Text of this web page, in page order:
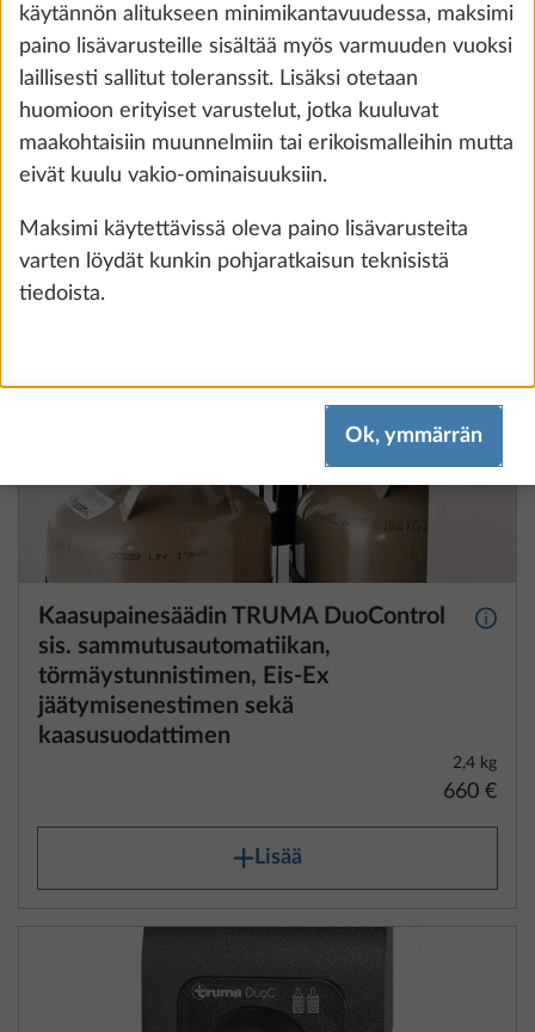
0,3 kg
145 €
Lisää
VAIHE 5 / 8
Vesi, kaasu, sähkö
Kaasupainesäädin TRUMA DuoControl
sis. sammutusautomatiikan,
törmäystunnistimen, Eis-Ex
jäätymisenestimen sekä
kaasusuodattimen
2,4 kg
660 €
Lisää
käytännön alitukseen minimikantavuudessa, maksimi
paino lisävarusteille sisältää myös varmuuden vuoksi
laillisesti sallitut toleranssit. Lisäksi otetaan
huomioon erityiset varustelut, jotka kuuluvat
maakohtaisiin muunnelmiin tai erikoismalleihin mutta
eivät kuulu vakio-ominaisuuksiin.
Maksimi käytettävissä oleva paino lisävarusteita
varten löydät kunkin pohjaratkaisun teknisistä
tiedoista.
Ok, ymmärrän